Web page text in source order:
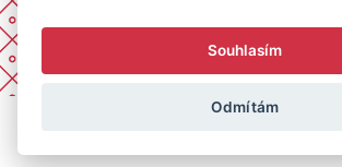
Souhlasím
Odmítám